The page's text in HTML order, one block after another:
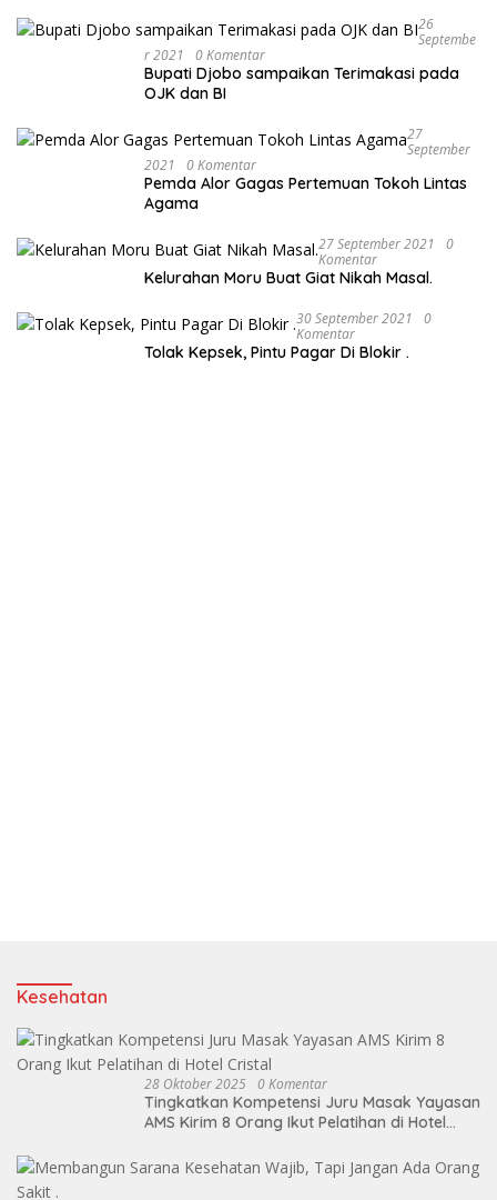
26
Septembe
R 2021
0 Komentar
Bupati Djobo sampaikan Terimakasi pada
OJK dan BI
27
September
2021
0 Komentar
Pemda Alor Gagas Pertemuan Tokoh Lintas
Agama
27 September 2021
0
Komentar
Kelurahan Moru Buat Giat Nikah Masal.
30 September 2021
0
Komentar
Tolak Kepsek, Pintu Pagar Di Blokir .
Kesehatan
28 Oktober 2025 0 Komentar
Tingkatkan Kompetensi Juru Masak Yayasan
AMS Kirim 8 Orang Ikut Pelatihan di Hotel